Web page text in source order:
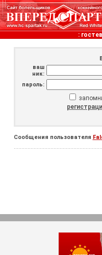
:
ваш
ник:
пароль:
Сообщения пользователя